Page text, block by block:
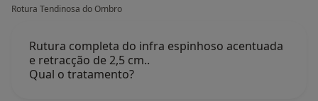
Rotura Tendinosa do Ombro
Rutura completa do infra espinhoso acentuada
e retracção de 2,5 cm..
Qual o tratamento?